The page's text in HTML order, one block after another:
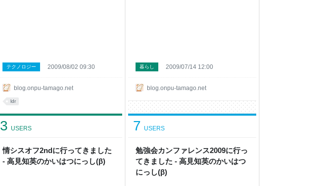
blog.onpu-tamago.net
テクノロジー 2009/08/02 09:30
ldr
blog.onpu-tamago.net
暮らし 2009/07/14 12:00
情シスオフ2ndに行ってきました
- 高見知英のかいはつにっし(β)
3 USERS
勉強会カンファレンス2009に行っ
てきました - 高見知英のかいはつ
にっし(β)
7 USERS